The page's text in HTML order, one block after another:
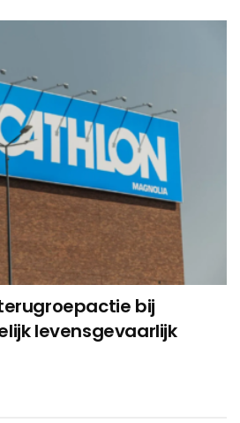
bij
levensgevaarlijk